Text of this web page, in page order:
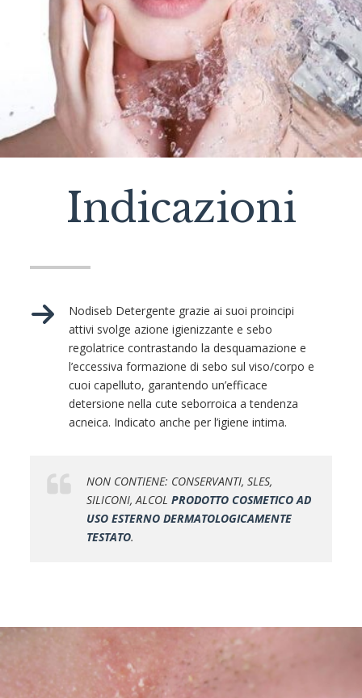
Indicazioni
Nodiseb Detergente grazie ai suoi proincipi
attivi svolge azione igienizzante e sebo
regolatrice contrastando la desquamazione e
l’eccessiva formazione di sebo sul viso/corpo e
cuoi capelluto, garantendo un’efficace
detersione nella cute seborroica a tendenza
acneica. Indicato anche per l’igiene intima.
NON CONTIENE: CONSERVANTI, SLES,
SILICONI, ALCOLPRODOTTO COSMETICO AD
USO ESTERNO DERMATOLOGICAMENTE
TESTATO.